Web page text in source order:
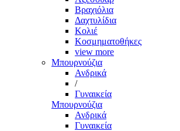
Βραχιόλια
Δαχτυλίδια
Κολιέ
Κοσμηματοθήκες
view more
Μπουρνούζια
Ανδρικά
/
Γυναικεία
Μπουρνούζια
Ανδρικά
Γυναικεία